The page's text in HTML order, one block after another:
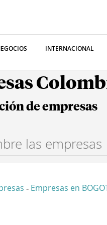
INTERNACIONAL
de empresas
- Empresas en